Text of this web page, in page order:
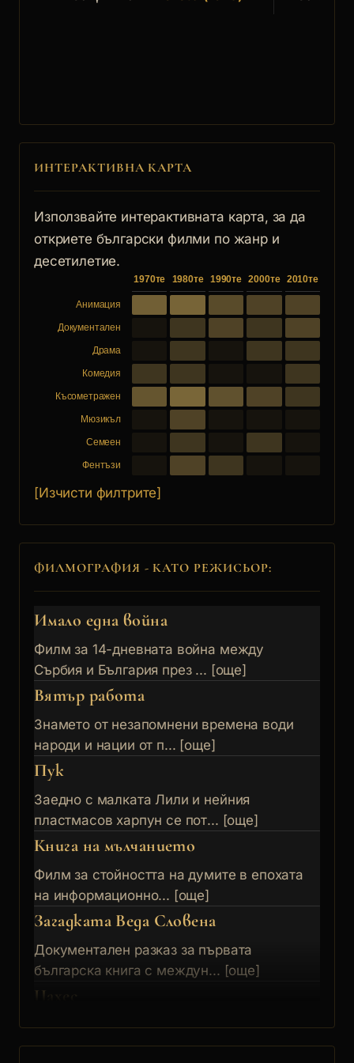
ИНТЕРАКТИВНА КАРТА
Използвайте интерактивната карта, за да
откриете български филми по жанр и
десетилетие.
1970те 1980те 1990те 2000те 2010те
Анимация
Документален
Драма
Комедия
Късометражен
Мюзикъл
Семеен
Фентъзи
[Изчисти филтрите]
ФИЛМОГРАФИЯ - КАТО РЕЖИСЬОР:
Имало една война
Филм за 14-дневната война между
Сърбия и България през ... [още]
Вятър работа
Знамето от незапомнени времена води
народи и нации от п... [още]
Пук
Заедно с малката Лили и нейния
пластмасов харпун се пот... [още]
Книга на мълчанието
Филм за стойността на думите в епохата
на информационно... [още]
Загадката Веда Словена
Документален разказ за първата
българска книга с междун... [още]
Цахес
Романтична комедия, вдъхновена от
Хофмановите фантазми.... [още]